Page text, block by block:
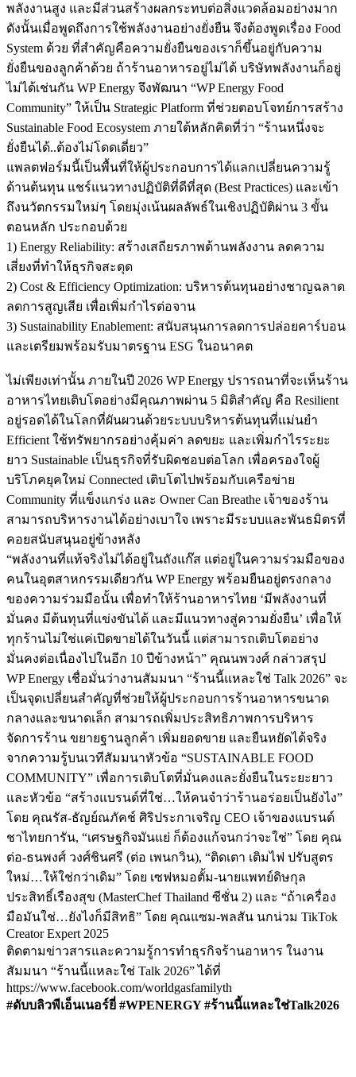
พลังงานสูง และมีส่วนสร้างผลกระทบต่อสิ่งแวดล้อมอย่างมาก
ดังนั้นเมื่อพูดถึงการใช้พลังงานอย่างยั่งยืน จึงต้องพูดเรื่อง Food
System ด้วย ที่สำคัญคือความยั่งยืนของเราก็ขึ้นอยู่กับความ
ยั่งยืนของลูกค้าด้วย ถ้าร้านอาหารอยู่ไม่ได้ บริษัทพลังงานก็อยู่
ไม่ได้เช่นกัน WP Energy จึงพัฒนา “WP Energy Food
Community” ให้เป็น Strategic Platform ที่ช่วยตอบโจทย์การสร้าง
Sustainable Food Ecosystem ภายใต้หลักคิดที่ว่า “ร้านหนึ่งจะ
ยั่งยืนได้..ต้องไม่โดดเดี่ยว”
แพลตฟอร์มนี้เป็นพื้นที่ให้ผู้ประกอบการได้แลกเปลี่ยนความรู้
ด้านต้นทุน แชร์แนวทางปฏิบัติที่ดีที่สุด (Best Practices) และเข้า
ถึงนวัตกรรมใหม่ๆ โดยมุ่งเน้นผลลัพธ์ในเชิงปฏิบัติผ่าน 3 ขั้น
ตอนหลัก ประกอบด้วย
1) Energy Reliability: สร้างเสถียรภาพด้านพลังงาน ลดความ
เสี่ยงที่ทำให้ธุรกิจสะดุด
2) Cost & Efficiency Optimization: บริหารต้นทุนอย่างชาญฉลาด
ลดการสูญเสีย เพื่อเพิ่มกำไรต่อจาน
3) Sustainability Enablement: สนับสนุนการลดการปล่อยคาร์บอน
และเตรียมพร้อมรับมาตรฐาน ESG ในอนาคต
ไม่เพียงเท่านั้น ภายในปี 2026 WP Energy ปรารถนาที่จะเห็นร้าน
อาหารไทยเติบโตอย่างมีคุณภาพผ่าน 5 มิติสำคัญ คือ Resilient
อยู่รอดได้ในโลกที่ผันผวนด้วยระบบบริหารต้นทุนที่แม่นยำ
Efficient ใช้ทรัพยากรอย่างคุ้มค่า ลดขยะ และเพิ่มกำไรระยะ
ยาว Sustainable เป็นธุรกิจที่รับผิดชอบต่อโลก เพื่อครองใจผู้
บริโภคยุคใหม่ Connected เติบโตไปพร้อมกับเครือข่าย
Community ที่แข็งแกร่ง และ Owner Can Breathe เจ้าของร้าน
สามารถบริหารงานได้อย่างเบาใจ เพราะมีระบบและพันธมิตรที่
คอยสนับสนุนอยู่ข้างหลัง
“พลังงานที่แท้จริงไม่ได้อยู่ในถังแก๊ส แต่อยู่ในความร่วมมือของ
คนในอุตสาหกรรมเดียวกัน WP Energy พร้อมยืนอยู่ตรงกลาง
ของความร่วมมือนั้น เพื่อทำให้ร้านอาหารไทย ‘มีพลังงานที่
มั่นคง มีต้นทุนที่แข่งขันได้ และมีแนวทางสู่ความยั่งยืน’ เพื่อให้
ทุกร้านไม่ใช่แค่เปิดขายได้ในวันนี้ แต่สามารถเติบโตอย่าง
มั่นคงต่อเนื่องไปในอีก 10 ปีข้างหน้า” คุณนพวงศ์ กล่าวสรุป
WP Energy เชื่อมั่นว่างานสัมมนา “ร้านนี้แหละใช่ Talk 2026” จะ
เป็นจุดเปลี่ยนสำคัญที่ช่วยให้ผู้ประกอบการร้านอาหารขนาด
กลางและขนาดเล็ก สามารถเพิ่มประสิทธิภาพการบริหาร
จัดการร้าน ขยายฐานลูกค้า เพิ่มยอดขาย และยืนหยัดได้จริง
จากความรู้บนเวทีสัมมนาหัวข้อ “SUSTAINABLE FOOD
COMMUNITY” เพื่อการเติบโตที่มั่นคงและยั่งยืนในระยะยาว
และหัวข้อ “สร้างแบรนด์ที่ใช่…ให้คนจําว่าร้านอร่อยเป็นยังไง”
โดย คุณรัส-ธัญย์ณภัคช์ ศิริประกาเจริญ CEO เจ้าของแบรนด์
ชาไทยการัน, “เศรษฐกิจมันแย่ ก็ต้องแก้จนกว่าจะใช่” โดย คุณ
ต่อ-ธนพงศ์ วงศ์ชินศรี (ต่อ เพนกวิน), “ติดเตา เติมไฟ ปรับสูตร
ใหม่…ให้ใช่กว่าเดิม” โดย เซฟหมอตั้ม-นายแพทย์ดิษกุล
ประสิทธิ์เรืองสุข (MasterChef Thailand ซีชั่น 2) และ “ถ้าเครื่อง
มือมันใช่…ยังไงก็มีสิทธิ” โดย คุณแซม-พลสัน นกน่วม TikTok
Creator Expert 2025
ติดตามข่าวสารและความรู้การทำธุรกิจร้านอาหาร ในงาน
สัมมนา “ร้านนี้แหละใช่ Talk 2026” ได้ที่
https://www.facebook.com/worldgasfamilyth
#ดับบลิวพีเอ็นเนอร์ยี่ #WPENERGY #ร้านนี้แหละใช่Talk2026